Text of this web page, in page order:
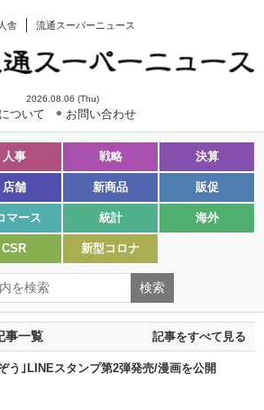
舎 流通スーパーニュース
2026.08.06 (Thu)
ついて お問い合わせ
人事 戦略 決算
店舗 新商品 販促
マース 統計 海外
CSR 新型コロナ
事一覧 記事をすべて見る
う｣LINEスタンプ第2弾発売/漫画を公開